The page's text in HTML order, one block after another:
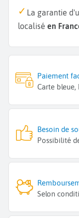
La garantie
localisé en
Paiement
Carte bleue,
Besoin de
Possibilité
Selon